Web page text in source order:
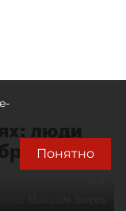
люди
Понятно